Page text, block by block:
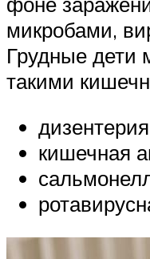
микробами,
Грудные дети
такими
кишечная